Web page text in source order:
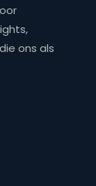
ons als